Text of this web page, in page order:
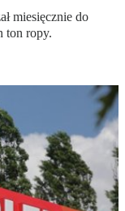
miesięcznie do
ton ropy.